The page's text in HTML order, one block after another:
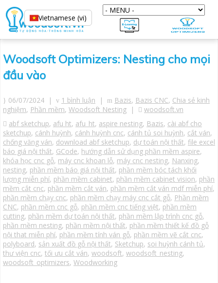
Woodsoft Optimizers: Nesting cho mọi
đầu vào
06/07/2024 | 1 bình luận | Bazis, Bazis CNC, Chia sẻ kinh
nghiệm, Phần mềm, Woodsoft Nesting |
woodsoft.vn
abf sketchup, afu ht, afu_ht, aspire nesting, Bazis, cài abf cho
sketchup, cánh huỳnh, cánh huỳnh cnc, cánh tủ soi huỳnh, cắt ván,
chống văng ván, download abf sketchup, dự toán nội thất, file excel
báo giá nội thất, GCode, hướng dẫn sử dụng phần mềm aspire,
khóa học cnc gỗ, máy cnc khoan lỗ, máy cnc nesting, Nanxing,
nesting, phần mềm báo giá nội thất, phần mềm bóc tách khối
lượng miễn phí, phần mềm cabinet, phần mềm cabinet vision, phần
mềm cắt cnc, phần mềm cắt ván, phần mềm cắt ván mdf miễn phí,
phần mềm chạy cnc, phần mềm chạy máy cnc cắt gỗ, Phần mềm
CNC, phần mềm cnc gỗ, phần mềm cnc tiếng việt, phần mềm
cutting, phần mềm dự toán nội thất, phần mềm lập trình cnc gỗ,
phần mềm nesting, phần mềm nội thất, phần mềm thiết kế đồ gỗ
nội that miễn phí, phần mềm tính ván gỗ, phần mềm vẽ cắt cnc,
polyboard, sản xuất đồ gỗ nội thất, Sketchup, soi huỳnh cánh tủ,
thư viện cnc, tối ưu cắt ván, woodsoft, woodsoft_nesting,
woodsoft_optimizers, Woodworking
Vietnamese (vi)